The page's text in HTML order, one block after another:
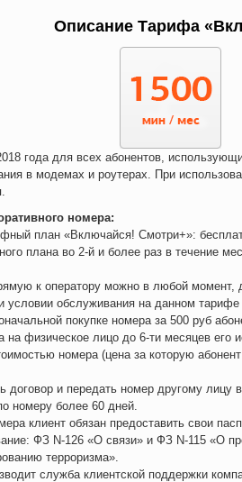
Описание Тарифа
года для всех абонентов,
в модемах и роутерах. При
номера:
план «Включайся! Смотри+»:
плана во 2-й и более раз в течение
к оператору можно в любой момент,
условии обслуживания на данном
покупке номера за 500 руб
физическое лицо до 6-ти месяцев его
номера (цена за которую
договор и передать номер другому
номеру более 60 дней.
клиент обязан предоставить свои
ФЗ N-126 «О связи» и ФЗ N-115 «О
терроризма».
служба клиентской поддержки